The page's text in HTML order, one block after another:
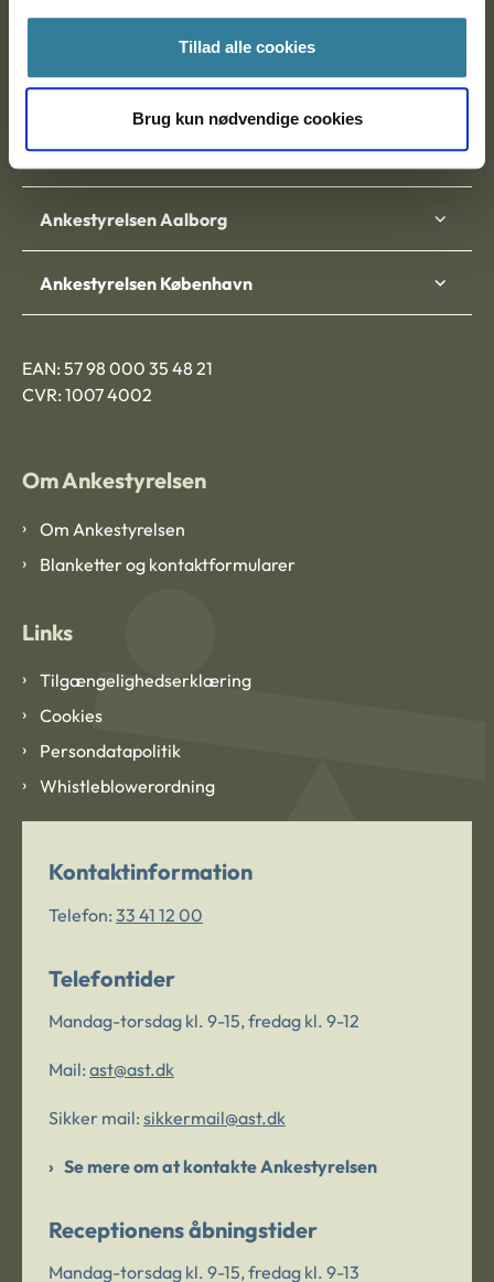
Tillad alle cookies
Brug kun nødvendige cookies
Ankestyrelsen
Nytorv 7, 2. sal
Ankestyrelsen Aalborg
Ankestyrelsen København
EAN: 57 98 000 35 48 21
CVR: 1007 4002
Om Ankestyrelsen
Om Ankestyrelsen
Blanketter og kontaktformularer
Links
Tilgængelighedserklæring
Cookies
Persondatapolitik
Whistleblowerordning
Kontaktinformation
Telefon: 33 41 12 00
Telefontider
Mandag-torsdag kl. 9-15, fredag kl. 9-12
Mail: ast@ast.dk
Sikker mail: sikkermail@ast.dk
Se mere om at kontakte Ankestyrelsen
Receptionens åbningstider
Mandag-torsdag kl. 9-15, fredag kl. 9-13